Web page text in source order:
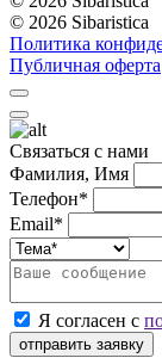
© 2026 Sibaristica
Политика
Публичная оферта
Связаться с нами
Фамилия, Имя
Телефон*
Email*
Я согласен с